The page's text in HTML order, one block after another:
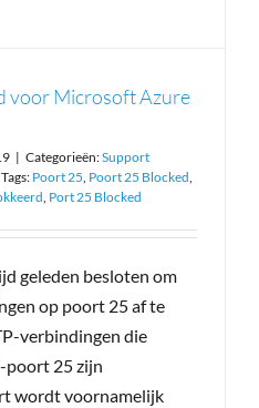
voor Microsoft Azure
| Categorieën:Support
Tags: Poort 25, Poort 25 Blocked,
, Port 25 Blocked
geleden besloten om
op poort 25 af te
verbindingen die
poort 25 zijn
wordt voornamelijk